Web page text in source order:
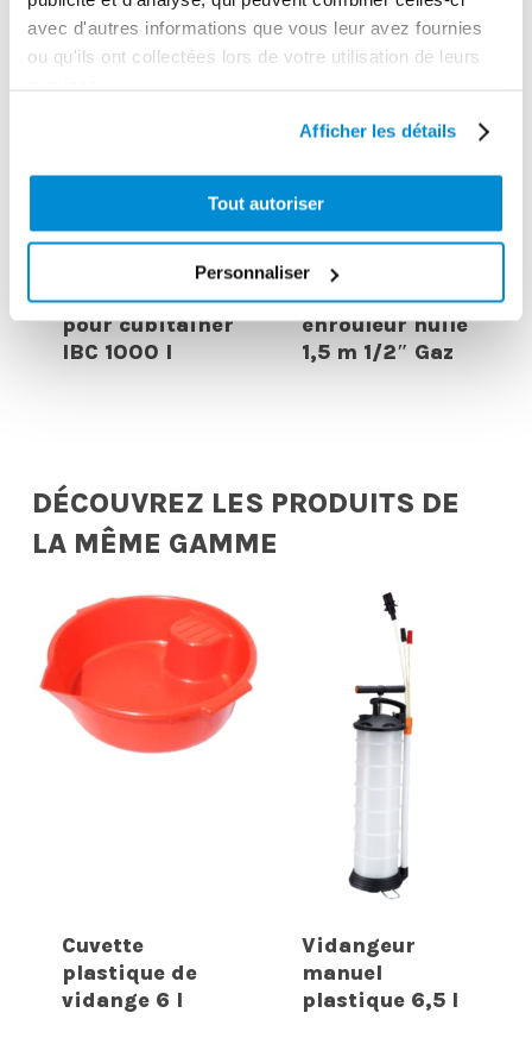
avec d'autres informations que vous leur avez fournies
ou qu'ils ont collectées lors de votre utilisation de leurs
Afficher les détails
Tout autoriser
Personnaliser
pompe/enrouleur
pour cubitainer
IBC 1000 l
Flexible de
liaison
enrouleur huile
1,5 m 1/2″ Gaz
DÉCOUVREZ LES PRODUITS DE
LA MÊME GAMME
Cuvette
plastique de
vidange 6 l
Vidangeur
manuel
plastique 6,5 l